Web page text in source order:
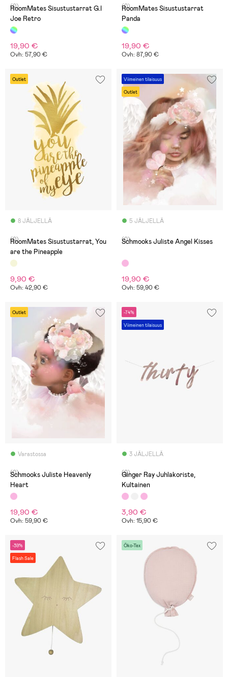
(0)
RoomMates Sisustustarrat G.I
Joe Retro
19,90 €
Ovh: 57,90 €
(0)
RoomMates Sisustustarrat
Panda
19,90 €
Ovh: 87,90 €
Outlet
8 JÄLJELLÄ
(0)
RoomMates Sisustustarrat, You
are the Pineapple
9,90 €
Ovh: 42,90 €
Viimeinen tilaisuus
Outlet
5 JÄLJELLÄ
(0)
Schmooks Juliste Angel Kisses
19,90 €
Ovh: 59,90 €
Outlet
Varastossa
(0)
Schmooks Juliste Heavenly
Heart
19,90 €
Ovh: 59,90 €
-74%
Viimeinen tilaisuus
3 JÄLJELLÄ
(0)
Ginger Ray Juhlakoriste,
Kultainen
3,90 €
Ovh: 15,90 €
-39%
Flash Sale
Öko-Tex